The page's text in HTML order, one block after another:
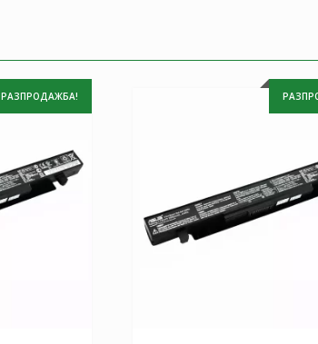
РАЗПРОДАЖБА!